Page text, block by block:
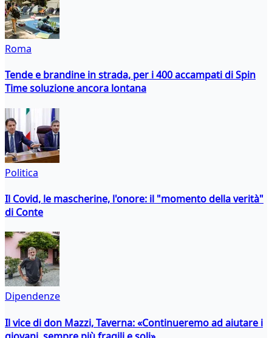
Roma
Tende e brandine in strada, per i 400 accampati di Spin
Time soluzione ancora lontana
Politica
Il Covid, le mascherine, l'onore: il "momento della verità"
di Conte
Dipendenze
Il vice di don Mazzi, Taverna: «Continueremo ad aiutare i